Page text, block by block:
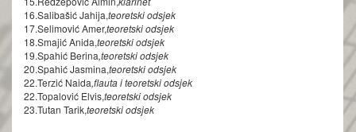
16.Salibašić Jahija,teoretski odsjek
17.Selimović Amer,teoretski odsjek
18.Smajić Anida,teoretski odsjek
19.Spahić Berina,teoretski odsjek
20.Spahić Jasmina,teoretski odsjek
22.Terzić Naida,flauta i teoretski odsjek
22.Topalović Elvis,teoretski odsjek
23.Tutan Tarik,teoretski odsjek